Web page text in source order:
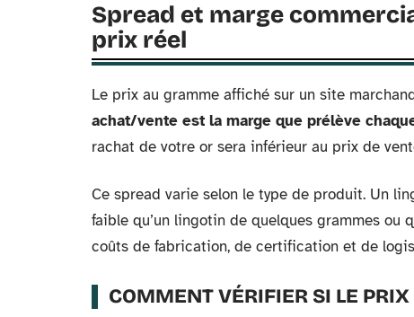
Spread et marge
prix réel
Le prix au gramme affiché sur un site
achat/vente est la marge que prélève
rachat de votre or sera inférieur au prix de
Ce spread varie selon le type de produit. Un
faible qu’un lingotin de quelques grammes ou
coûts de fabrication, de certification et de
COMMENT VÉRIFIER SI LE